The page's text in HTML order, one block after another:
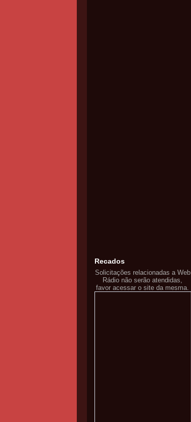
Recados
Solicitações relacionadas a Web
Rádio não serão atendidas,
favor acessar o site da mesma.